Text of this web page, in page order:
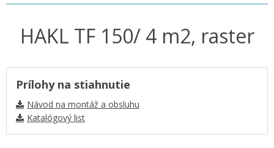
HAKL TF 150/ 4 m2, raster
Prílohy na stiahnutie
Návod na montáž a obsluhu
Katalógový list